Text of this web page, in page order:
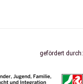
gefördert durch: